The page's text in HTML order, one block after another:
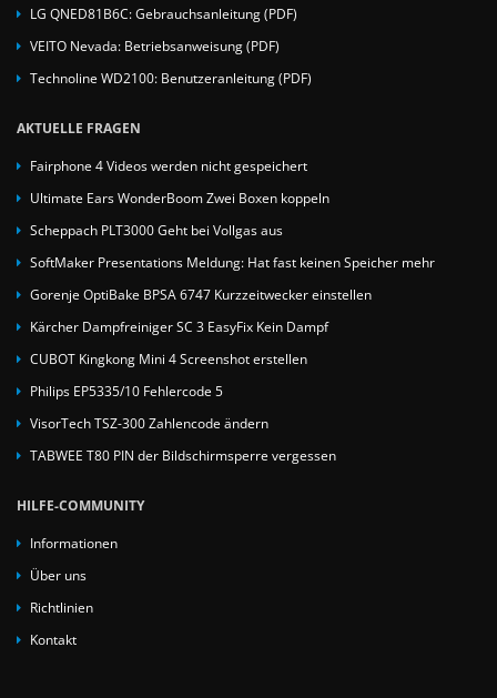
LG QNED81B6C: Gebrauchsanleitung (PDF)
VEITO Nevada: Betriebsanweisung (PDF)
Technoline WD2100: Benutzeranleitung (PDF)
AKTUELLE FRAGEN
Fairphone 4 Videos werden nicht gespeichert
Ultimate Ears WonderBoom Zwei Boxen koppeln
Scheppach PLT3000 Geht bei Vollgas aus
SoftMaker Presentations Meldung: Hat fast keinen Speicher mehr
Gorenje OptiBake BPSA 6747 Kurzzeitwecker einstellen
Kärcher Dampfreiniger SC 3 EasyFix Kein Dampf
CUBOT Kingkong Mini 4 Screenshot erstellen
Philips EP5335/10 Fehlercode 5
VisorTech TSZ-300 Zahlencode ändern
TABWEE T80 PIN der Bildschirmsperre vergessen
HILFE-COMMUNITY
Informationen
Über uns
Richtlinien
Kontakt